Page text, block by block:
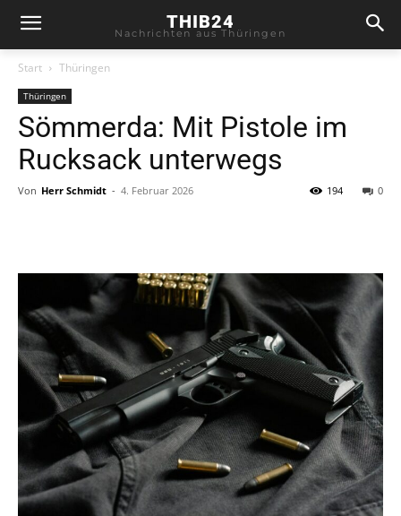
THIB24
Nachrichten aus Thüringen
Start Thüringen
Thüringen
Sömmerda: Mit Pistole im
Rucksack unterwegs
Von Herr Schmidt - 4. Februar 2026 0
194